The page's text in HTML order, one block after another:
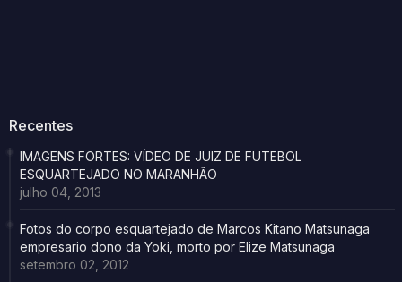
Recentes
IMAGENS FORTES: VÍDEO DE JUIZ DE FUTEBOL
ESQUARTEJADO NO MARANHÃO
julho 04, 2013
Fotos do corpo esquartejado de Marcos Kitano Matsunaga
empresario dono da Yoki, morto por Elize Matsunaga
setembro 02, 2012